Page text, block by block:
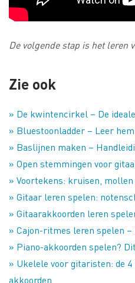
De volgende stap is het leren
Zie ook
» De kwintencirkel – De
» Bluestoonladder – Leer
» Baslijnen maken –
» Open stemmingen voor
» Voortekens: kruisen,
» Gitaar leren spelen:
» Gitaarakkoorden leren
» Cajon-ritmes leren spelen –
» Piano-akkoorden spelen?
» Ukelele voor gitaristen: de
akkoorden